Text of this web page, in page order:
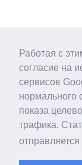
Работая с
согласие на
сервисов
нормального
показа
трафика.